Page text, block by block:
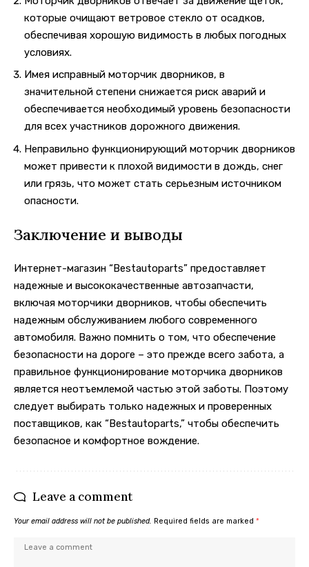
которые очищают ветровое стекло от осадков,
обеспечивая хорошую видимость в любых погодных
условиях.
Имея исправный моторчик дворников, в
значительной степени снижается риск аварий и
обеспечивается необходимый уровень безопасности
для всех участников дорожного движения.
Неправильно функционирующий моторчик дворников
может привести к плохой видимости в дождь, снег
или грязь, что может стать серьезным источником
опасности.
Заключение и выводы
Интернет-магазин “Bestautoparts” предоставляет
надежные и высококачественные автозапчасти,
включая моторчики дворников, чтобы обеспечить
надежным обслуживанием любого современного
автомобиля. Важно помнить о том, что обеспечение
безопасности на дороге – это прежде всего забота, а
правильное функционирование моторчика дворников
является неотъемлемой частью этой заботы. Поэтому
следует выбирать только надежных и проверенных
поставщиков, как “Bestautoparts,” чтобы обеспечить
безопасное и комфортное вождение.
Leave a comment
Your email address will not be published. Required fields are marked *